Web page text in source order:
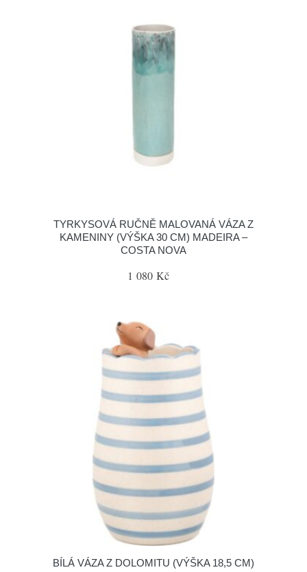
TYRKYSOVÁ RUČNĚ MALOVANÁ VÁZA Z
KAMENINY (VÝŠKA 30 CM) MADEIRA –
COSTA NOVA
1 080 Kč
BÍLÁ VÁZA Z DOLOMITU (VÝŠKA 18,5 CM)